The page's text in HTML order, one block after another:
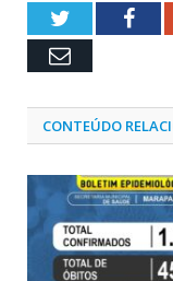
Twitter
Email
CONTEÚDO